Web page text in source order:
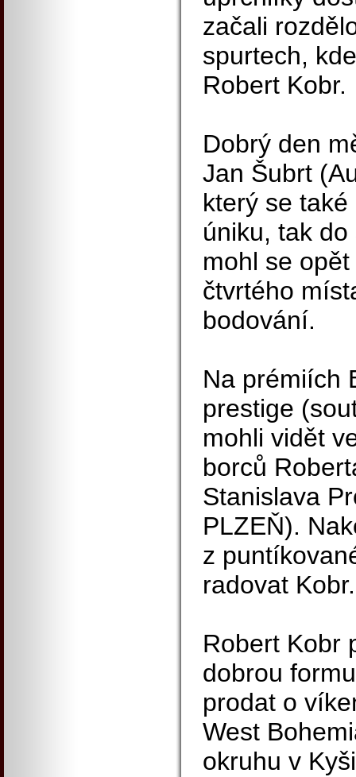
začali
spurtech,
Robert Kobr.
Dobrý den
Jan Šubrt
který se
úniku, tak
mohl se
čtvrtého
bodování.
Na prémiích
prestige
mohli vidět
borců
Stanislava
PLZEŇ).
z
radovat Kobr.
Robert Kobr
dobrou
prodat o
West
okruhu v